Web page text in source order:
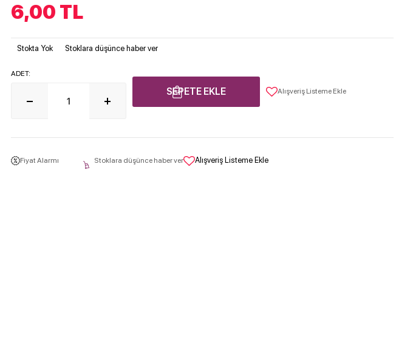
6,00 TL
Stokta Yok Stoklara düşünce haber ver
ADET:
SEPETE EKLE Alışveriş Listeme Ekle
Fiyat Alarmı Stoklara düşünce haber ver Alışveriş Listeme Ekle